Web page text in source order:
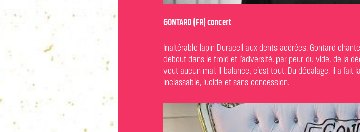
GONTARD (FR) concert
Inaltérable lapin Duracell aux dents acérées, Gontard
debout dans le froid et l’adversité, par peur du vide, de la
veut aucun mal. Il balance, c’est tout. Du décalage, il a
inclassable, lucide et sans concession.